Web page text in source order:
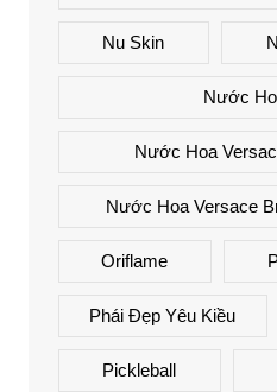
Nu Skin
Nước
Nước Hoa
Nước Hoa Versace
Oriflame
Phái Đẹp Yêu Kiều
Pickleball